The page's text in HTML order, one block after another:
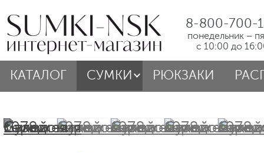
8-800-700-
понедельник –
с 10:00 до
КАТАЛОГ СУМКИ РЮКЗАКИ